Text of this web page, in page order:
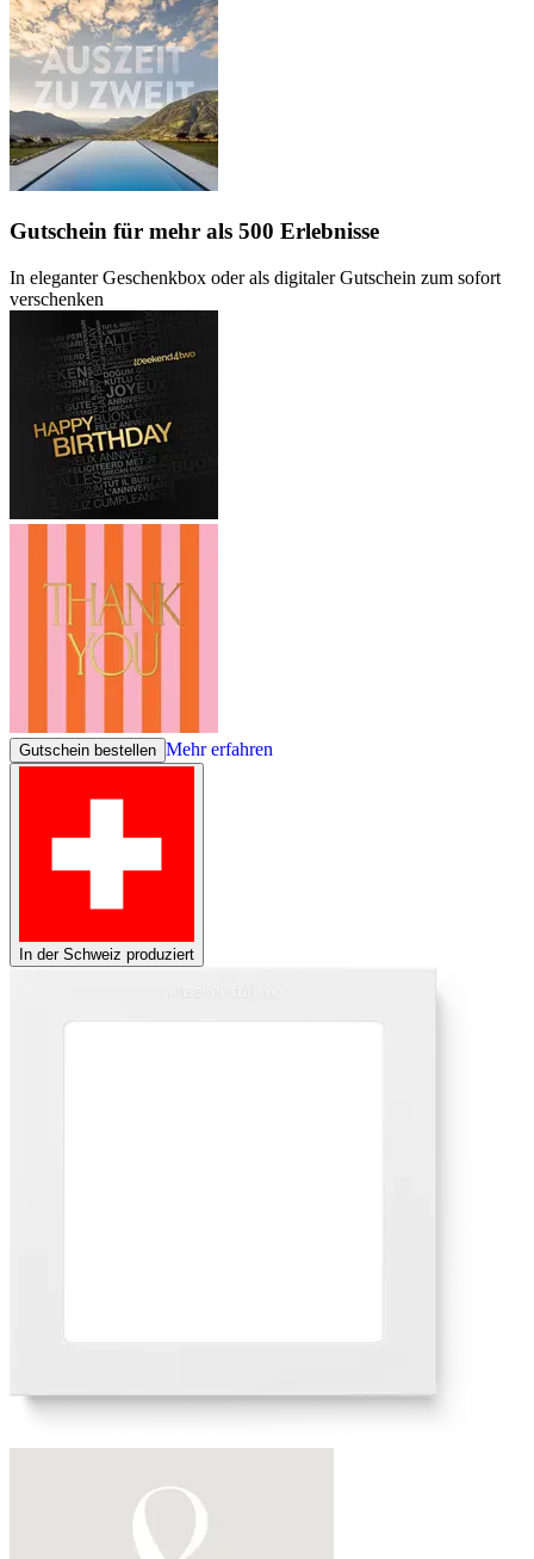
Gutschein für mehr als 500 Erlebnisse
In eleganter Geschenkbox oder als digitaler Gutschein zum sofort
verschenken
Gutschein bestellen Mehr erfahren
In der Schweiz produziert